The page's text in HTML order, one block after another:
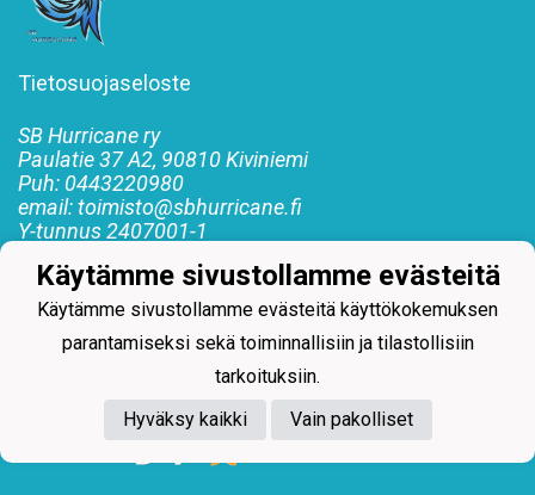
Tietosuojaseloste
SB Hurricane ry
Paulatie 37 A2, 90810 Kiviniemi
Puh: 0443220980
email: toimisto@sbhurricane.fi
Y-tunnus2407001-1
#SBHurricane #SBH #Hurrikaanit
#Floorballrockyoulikeahurricane #Salibandy
Powered by
Käytämme sivustollamme evästeitä
Käytämme sivustollamme evästeitä käyttökokemuksen
parantamiseksi sekä toiminnallisiin ja tilastollisiin
tarkoituksiin.
Hyväksy kaikki
Vain pakolliset